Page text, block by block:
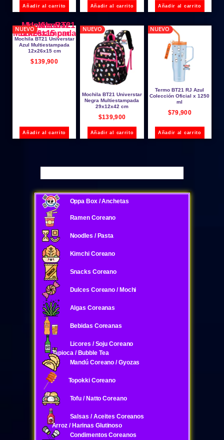
Añadir al carrito Añadir al carrito Añadir al carrito
NUEVO
Mochila BT21 Universtar
Azul Multiestampada
12x26x15 cm
$139,900
Añadir al carrito
NUEVO
Mochila BT21 Universtar
Negra Multiestampada
29x12x42 cm
$139,900
Añadir al carrito
NUEVO
Termo BT21 RJ Azul
Colección Oficial x 1250
ml
$79,900
Añadir al carrito
Oppa Box / Anchetas
Ramen Coreano
Noodles / Pasta
Kimchi Coreano
Snacks Coreano
Dulces Coreano / Mochi
Algas Coreanas
Bebidas Coreanas
Licores / Soju Coreano
Tapioca / Bubble Tea
Mandú Coreano / Gyozas
Topokki Coreano
Tofu / Natto Coreano
Salsas / Aceites Coreanos
Arroz / Harinas Glutinoso
Condimentos Coreanos